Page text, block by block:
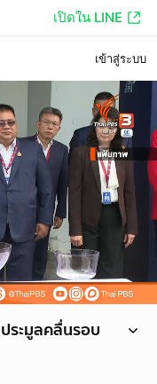
เปิดใน LINE
เข้าสู่ระบบ
ระมูลคลื่นรอบ